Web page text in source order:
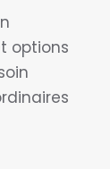
options